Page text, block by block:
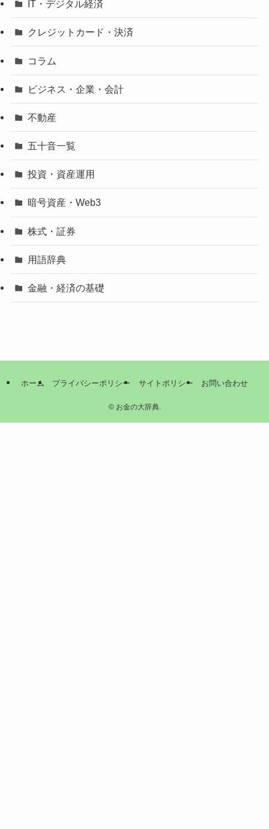
IT・デジタル経済
クレジットカード・決済
コラム
ビジネス・企業・会計
不動産
五十音一覧
投資・資産運用
暗号資産・Web3
株式・証券
用語辞典
金融・経済の基礎
ホーム プライバシーポリシー サイトポリシー お問い合わせ
©お金の大辞典.